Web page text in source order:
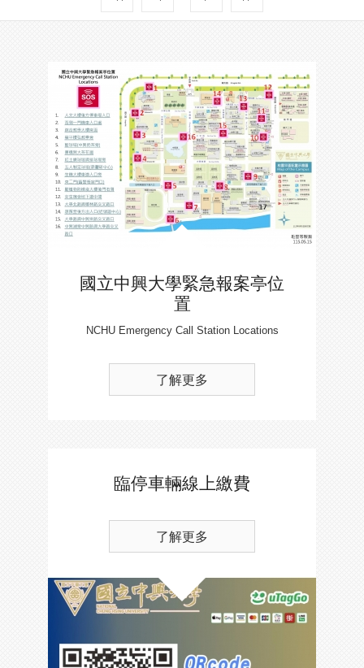
國立中興大學緊急報案亭位
置
NCHU Emergency Call Station Locations
了解更多
臨停車輛線上繳費
了解更多